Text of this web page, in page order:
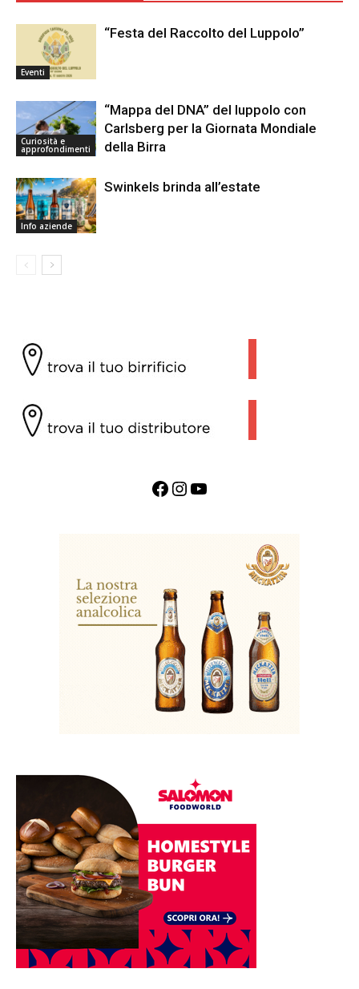
Eventi
“Festa del Raccolto del Luppolo”
Curiosità e
approfondimenti
“Mappa del DNA” del luppolo con
Carlsberg per la Giornata Mondiale
della Birra
Info aziende
Swinkels brinda all’estate
Facebook InstagramYouTube